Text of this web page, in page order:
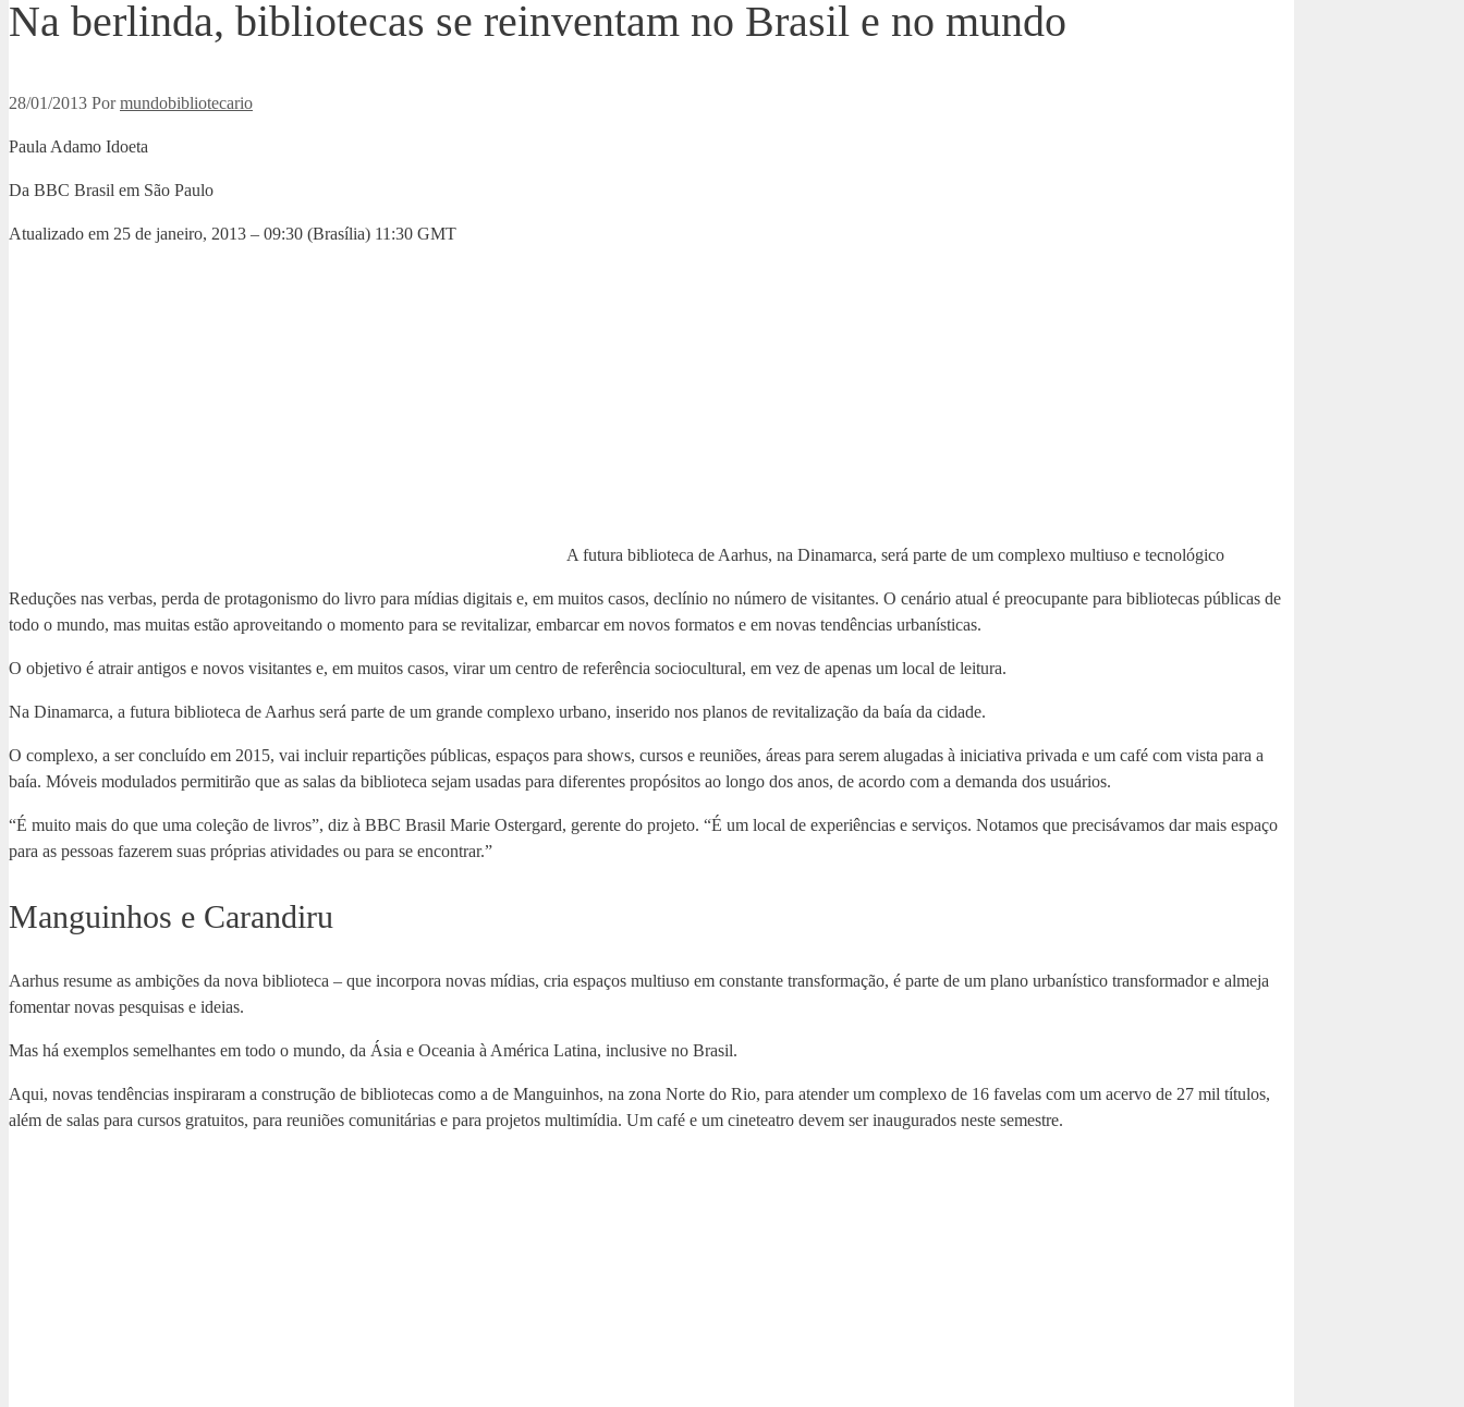
Na berlinda, bibliotecas se reinventam no Brasil e no mundo
28/01/2013 Pormundobibliotecario
Paula Adamo Idoeta
Da BBC Brasil em São Paulo
Atualizado em 25 de janeiro, 2013 – 09:30 (Brasília) 11:30 GMT
A futura biblioteca de Aarhus, na Dinamarca, será parte de um complexo multiuso e tecnológico
Reduções nas verbas, perda de protagonismo do livro para mídias digitais e, em muitos casos, declínio no número de visitantes. O cenário atual é preocupante para bibliotecas públicas de
todo o mundo, mas muitas estão aproveitando o momento para se revitalizar, embarcar em novos formatos e em novas tendências urbanísticas.
O objetivo é atrair antigos e novos visitantes e, em muitos casos, virar um centro de referência sociocultural, em vez de apenas um local de leitura.
Na Dinamarca, a futura biblioteca de Aarhus será parte de um grande complexo urbano, inserido nos planos de revitalização da baía da cidade.
O complexo, a ser concluído em 2015, vai incluir repartições públicas, espaços para shows, cursos e reuniões, áreas para serem alugadas à iniciativa privada e um café com vista para a
baía. Móveis modulados permitirão que as salas da biblioteca sejam usadas para diferentes propósitos ao longo dos anos, de acordo com a demanda dos usuários.
“É muito mais do que uma coleção de livros”, diz à BBC Brasil Marie Ostergard, gerente do projeto. “É um local de experiências e serviços. Notamos que precisávamos dar mais espaço
para as pessoas fazerem suas próprias atividades ou para se encontrar.”
Manguinhos e Carandiru
Aarhus resume as ambições da nova biblioteca – que incorpora novas mídias, cria espaços multiuso em constante transformação, é parte de um plano urbanístico transformador e almeja
fomentar novas pesquisas e ideias.
Mas há exemplos semelhantes em todo o mundo, da Ásia e Oceania à América Latina, inclusive no Brasil.
Aqui, novas tendências inspiraram a construção de bibliotecas como a de Manguinhos, na zona Norte do Rio, para atender um complexo de 16 favelas com um acervo de 27 mil títulos,
além de salas para cursos gratuitos, para reuniões comunitárias e para projetos multimídia. Um café e um cineteatro devem ser inaugurados neste semestre.